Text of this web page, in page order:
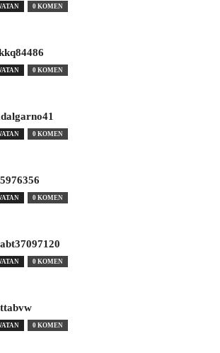
0 KOMEN
0 KOMEN
0 KOMEN
0 KOMEN
0 KOMEN
0 KOMEN